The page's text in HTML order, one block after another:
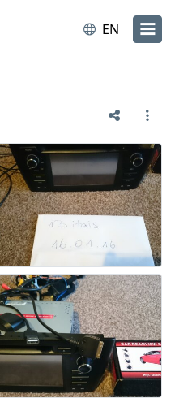
EN